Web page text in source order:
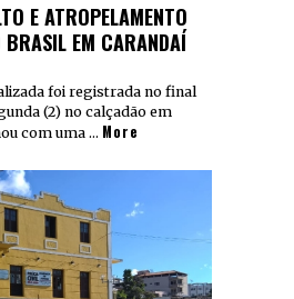
E ATROPELAMENTO
BRASIL EM CARANDAÍ
foi registrada no final
(2) no calçadão em
com uma … More